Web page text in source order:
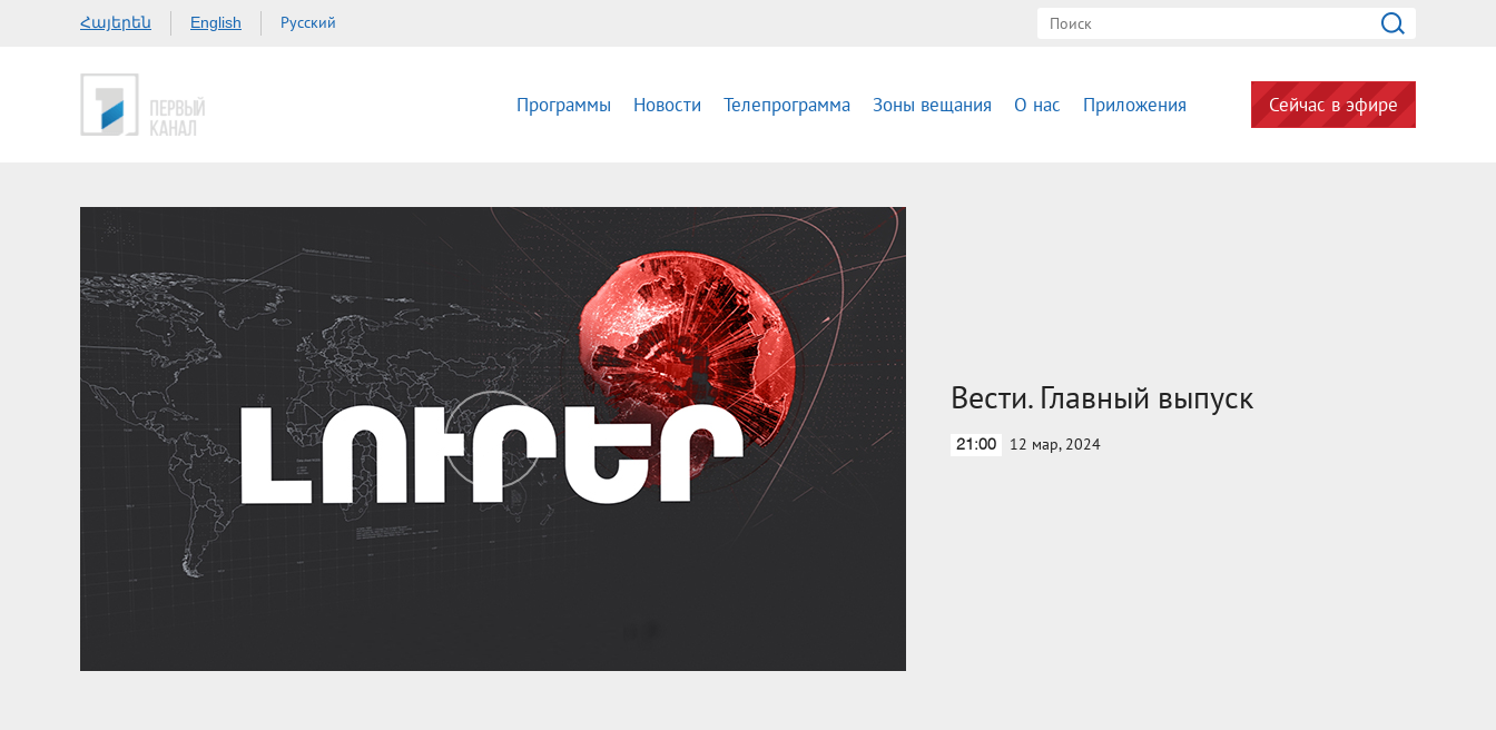
Հայերեն English Русский
Программы Новости Телепрограмма Зоны вещания О нас Приложения Сейчас в эфире
Вести. Главный выпуск
21:00 12 мар, 2024